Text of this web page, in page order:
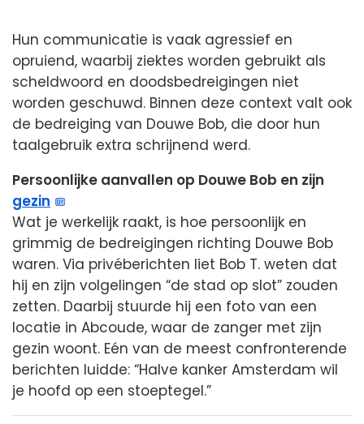
Hun communicatie is vaak agressief en
opruiend, waarbij ziektes worden gebruikt als
scheldwoord en doodsbedreigingen niet
worden geschuwd. Binnen deze context valt ook
de bedreiging van Douwe Bob, die door hun
taalgebruik extra schrijnend werd.
Persoonlijke aanvallen op Douwe Bob en zijn
gezin
Wat je werkelijk raakt, is hoe persoonlijk en
grimmig de bedreigingen richting Douwe Bob
waren. Via privéberichten liet Bob T. weten dat
hij en zijn volgelingen “de stad op slot” zouden
zetten. Daarbij stuurde hij een foto van een
locatie in Abcoude, waar de zanger met zijn
gezin woont. Eén van de meest confronterende
berichten luidde: “Halve kanker Amsterdam wil
je hoofd op een stoeptegel.”